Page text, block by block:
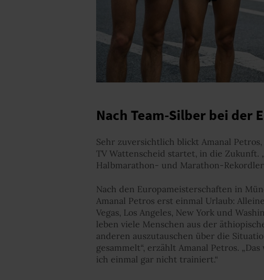
Nach Team-Silber bei der
Sehr zuversichtlich blickt Amanal
TV Wattenscheid startet, in die Zukunft.
Halbmarathon- und Marathon-
Nach den Europameisterschaften in
Amanal Petros erst einmal Urlaub:
Vegas, Los Angeles, New York und
leben viele Menschen aus der
anderen auszutauschen über die
gesammelt“, erzählt Amanal Petros.
ich einmal gar nicht trainiert.“